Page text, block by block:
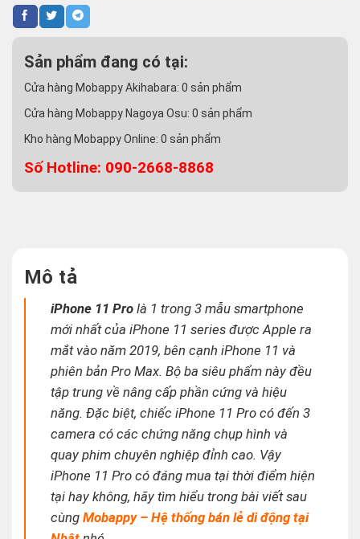
Sản phẩm đang có tại:
Cửa hàng Mobappy Akihabara: 0 sản phẩm
Cửa hàng Mobappy Nagoya Osu: 0 sản phẩm
Kho hàng Mobappy Online: 0 sản phẩm
Số Hotline: 090-2668-8868
Mô tả
iPhone 11 Pro là 1 trong 3 mẫu smartphone
mới nhất của iPhone 11 series được Apple ra
mắt vào năm 2019, bên cạnh iPhone 11 và
phiên bản Pro Max. Bộ ba siêu phẩm này đều
tập trung về nâng cấp phần cứng và hiệu
năng. Đặc biệt, chiếc iPhone 11 Pro có đến 3
camera có các chứng năng chụp hình và
quay phim chuyên nghiệp đỉnh cao. Vậy
iPhone 11 Pro có đáng mua tại thời điểm hiện
tại hay không, hãy tìm hiểu trong bài viết sau
cùngMobappy – Hệ thống bán lẻ di động tại